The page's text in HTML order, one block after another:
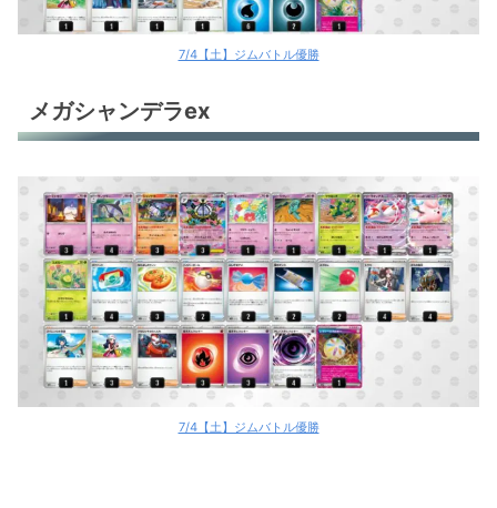
Nのゾロアークex
メガミミロップex
メガゲッコウガex
メガゲッコウガex
メガゲッコウガex
ばけがくれ
ばけがくれ
メガドリュウズex
7/4【土】ジムバトル優勝
メガシャンデラex
7/4【土】ジムバトル優勝